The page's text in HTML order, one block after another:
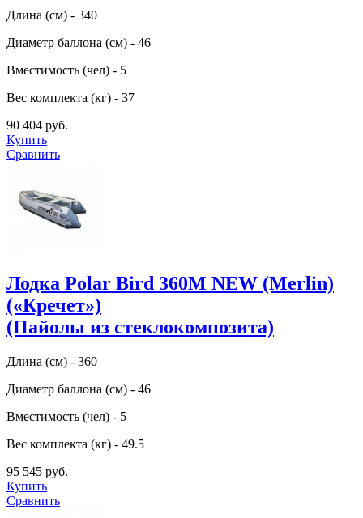
Длина (см) - 340
Диаметр баллона (см) - 46
Вместимость (чел) - 5
Вес комплекта (кг) - 37
90 404 руб.
Купить
Сравнить
Лодка Polar Bird 360M NEW (Merlin)
(«Кречет»)
(Пайолы из стеклокомпозита)
Длина (см) - 360
Диаметр баллона (см) - 46
Вместимость (чел) - 5
Вес комплекта (кг) - 49.5
95 545 руб.
Купить
Сравнить